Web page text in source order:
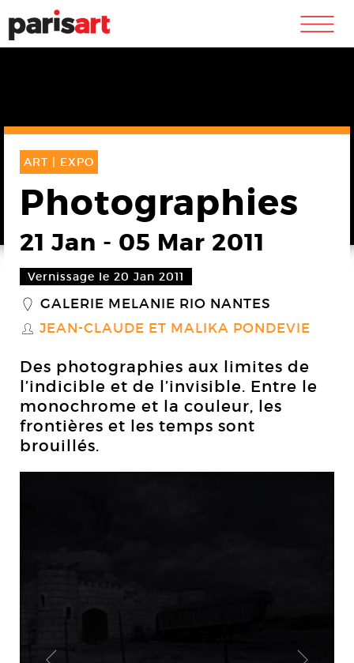
m
ART | EXPO
Photographies
21 Jan - 05 Mar 2011
Vernissage le 20 Jan 2011
_ GALERIE MELANIE RIO NANTES
S JEAN-CLAUDE ET MALIKA PONDEVIE
Des photographies aux limites de
l’indicible et de l’invisible. Entre le
monochrome et la couleur, les
frontières et les temps sont
brouillés.